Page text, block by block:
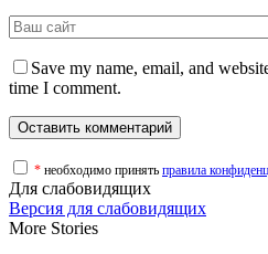
Save my name, email, and
time I comment.
* необходимо принять правила
Для слабовидящих
Версия для слабовидящих
More Stories